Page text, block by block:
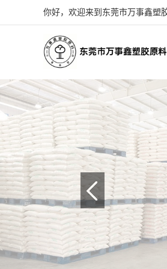
你好，欢迎来到东莞市万事鑫塑